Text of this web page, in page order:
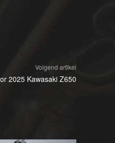
Volgend artikel
2025 Kawasaki Z650